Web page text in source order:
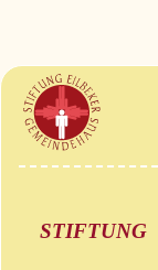
STIFTUNG